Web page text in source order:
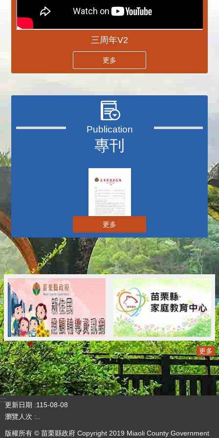
三周年V2
更多
專刊
更多
更多
:::
更新日期
115-08-08
瀏覽人次
..
版權所有 © 苗栗縣政府 Copyright 2019 Miaoli County Government